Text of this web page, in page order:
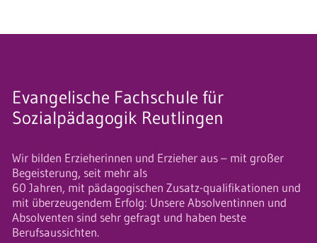
Evangelische Fachschule für
Sozialpädagogik Reutlingen
Wir bilden Erzieherinnen und Erzieher aus – mit großer
Begeisterung, seit mehr als
60 Jahren, mit pädagogischen Zusatz-qualifikationen und
mit überzeugendem Erfolg: Unsere Absolventinnen und
Absolventen sind sehr gefragt und haben beste
Berufsaussichten.